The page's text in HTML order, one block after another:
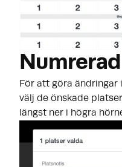
Numrerad
För att göra ändringar
välj de önskade
längst ner i högra